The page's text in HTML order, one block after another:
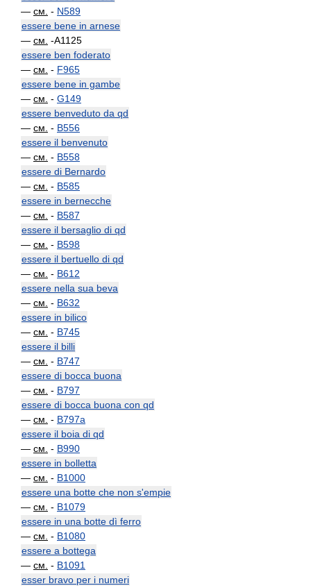
— см. - N589
essere bene in arnese
— см. -A1125
essere ben foderato
— см. - F965
essere bene in gambe
— см. - G149
essere benveduto da qd
— см. - B556
essere il benvenuto
— см. - B558
essere di Bernardo
— см. - B585
essere in bernecche
— см. - B587
essere il bersaglio di qd
— см. - B598
essere il bertuello di qd
— см. - B612
essere nella sua beva
— см. - B632
essere in bilico
— см. - B745
essere il billi
— см. - B747
essere di bocca buona
— см. - B797
essere di bocca buona con qd
— см. - B797a
essere il boia di qd
— см. - B990
essere in bolletta
— см. - B1000
essere una botte che non s'empie
— см. - B1079
essere in una botte dì ferro
— см. - B1080
essere a bottega
— см. - B1091
esser bravo per i numeri